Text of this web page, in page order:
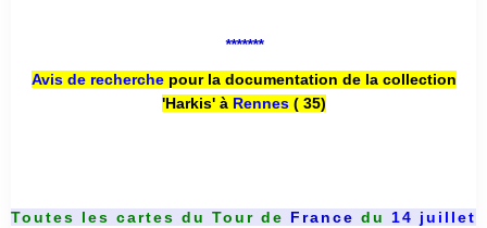
*******
Avis de recherche pour la documentation de la collection
'Harkis' à Rennes( 35)
Toutes les cartes du Tour de France du 14 juillet